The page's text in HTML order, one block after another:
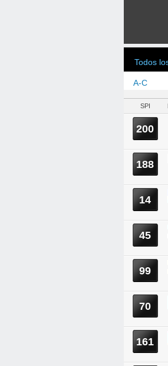
Todos
A-C
SPI
200
188
14
45
99
70
161